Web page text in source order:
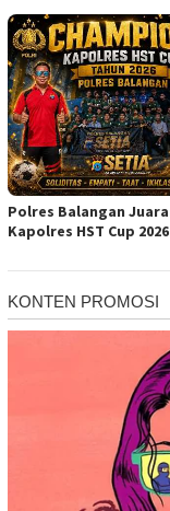
Polres Balangan Juara
Kapolres HST Cup 2026